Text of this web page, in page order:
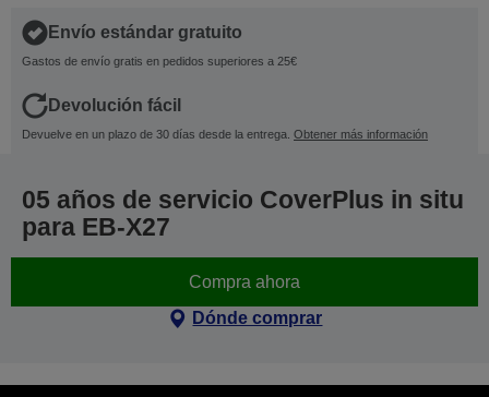
Envío estándar gratuito
Gastos de envío gratis en pedidos superiores a 25€
Devolución fácil
Devuelve en un plazo de 30 días desde la entrega. Obtener más información
05 años de servicio CoverPlus in situ
para EB-X27
Compra ahora
Dónde comprar